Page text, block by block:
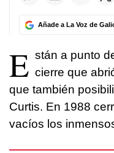
Añade a La Voz de
E stán a punto
cierre que
que también
Curtis. En 1988
vacíos los